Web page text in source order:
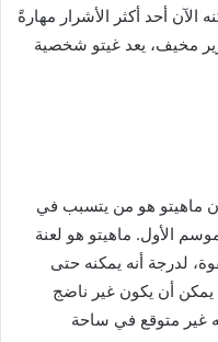
الآن أحد أكثر الأشرار مهارةً
مخيف، يعد غيتو شخصية
ماهيتو هو من يتسبب في
الأول. ماهيتو هو لعنة
لدرجة أنه يمكنه حتى
أن يكون غير ناضج
غير متوقع في ساحة